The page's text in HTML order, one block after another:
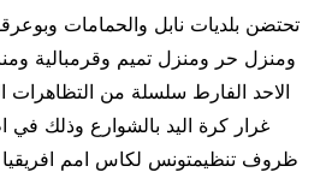
ومنزل حر ومنزل تميم وقرمبالية
الاحد الفارط سلسلة من التظاهرات
غرار كرة اليد بالشوارع وذلك